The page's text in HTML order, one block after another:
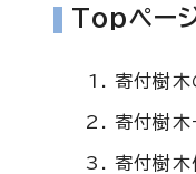
Topペー
寄付樹木
寄付樹木
寄付樹木